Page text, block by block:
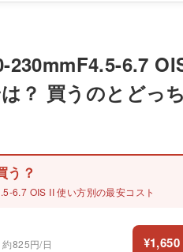
230mmF4.5-6.7
？ 買うのとどっ
う？
6.7 OIS II 使い方別の最安コスト
825円/日 ¥1,650